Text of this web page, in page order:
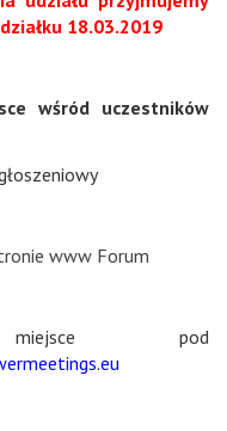
18.03.2019
wśród uczestników
www Forum
pod